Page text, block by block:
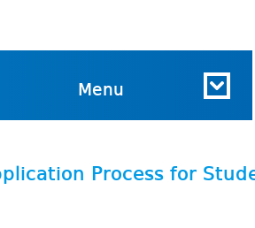
Menu
Process for